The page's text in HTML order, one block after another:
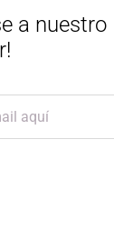
a nuestro